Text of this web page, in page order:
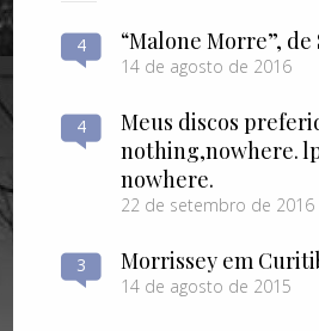
4 “Malone Morre”,
14 de agosto de 2016
4
Meus discos
nothing​,​nowhere.
nowhere.
22 de setembro de 2016
3 Morrissey em
14 de agosto de 2015